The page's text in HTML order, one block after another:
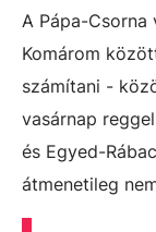
A Pápa-Csorna
Komárom
számítani -
vasárnap
és Egyed-
átmenetileg